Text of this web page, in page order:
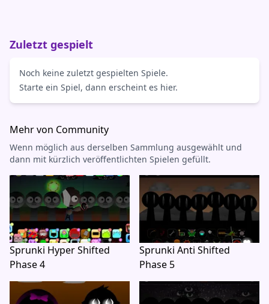
Zuletzt gespielt
Noch keine zuletzt gespielten Spiele.
Starte ein Spiel, dann erscheint es hier.
Mehr von Community
Wenn möglich aus derselben Sammlung ausgewählt und
dann mit kürzlich veröffentlichten Spielen gefüllt.
Sprunki Hyper Shifted
Phase 4
Sprunki Anti Shifted
Phase 5